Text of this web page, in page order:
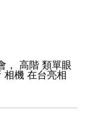
， 高階 類單眼
相機 在台亮相